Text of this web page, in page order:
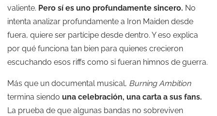
valiente. Pero sí es uno profundamente sincero. No
intenta analizar profundamente a Iron Maiden desde
fuera, quiere ser partícipe desde dentro. Y eso explica
por qué funciona tan bien para quienes crecieron
escuchando esos riffs como si fueran himnos de guerra.
Más que un documental musical, Burning Ambition
termina siendo una celebración, una carta a sus fans.
La prueba de que algunas bandas no sobreviven